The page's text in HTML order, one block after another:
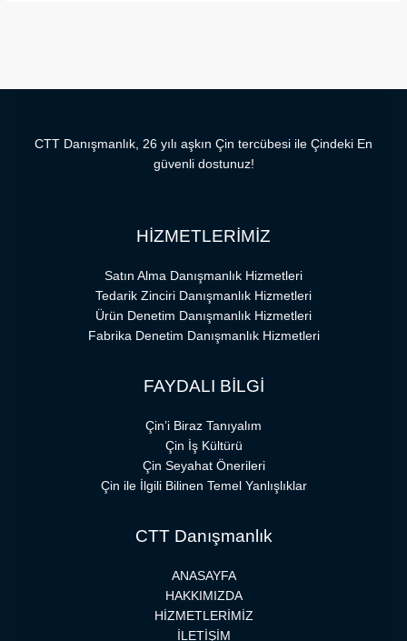
CTT Danışmanlık, 26 yılı aşkın Çin tercübesi ile Çindeki En
güvenli dostunuz!
HİZMETLERİMİZ
Satın Alma Danışmanlık Hizmetleri
Tedarik Zinciri Danışmanlık Hizmetleri
Ürün Denetim Danışmanlık Hizmetleri
Fabrika Denetim Danışmanlık Hizmetleri
FAYDALI BİLGİ
Çin’i Biraz Tanıyalım
Çin İş Kültürü
Çin Seyahat Önerileri
Çin ile İlgili Bilinen Temel Yanlışlıklar
CTT Danışmanlık
ANASAYFA
HAKKIMIZDA
HİZMETLERİMİZ
İLETİŞİM